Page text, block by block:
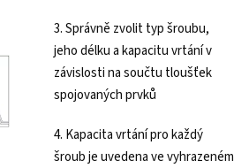
3. Správně zvolit typ šroubu,
jeho délku a kapacitu vrtání v
závislosti na součtu tloušťek
spojovaných prvků
4. Kapacita vrtání pro každý
šroub je uvedena ve vyhrazeném